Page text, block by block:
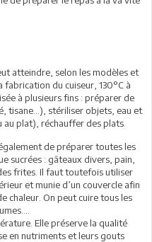
atteindre, selon les modèles et
du cuiseur, 130°C à
à plusieurs fins : préparer de
tisane…), stériliser objets, eau et
plat), réchauffer des plats.
de préparer toutes les
sucrées : gâteaux divers, pain,
frites. Il faut toutefois utiliser
et munie d’un couvercle afin
chaleur. On peut cuire tous les
Elle préserve la qualité
en nutriments et leurs gouts